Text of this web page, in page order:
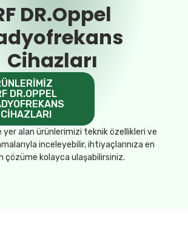
DR.Oppel
Cihazları
DR.OPPEL
CIHAZLARI
yer alan ürünlerimizi teknik özellikleri ve
inceleyebilir, ihtiyaçlarınıza en
çözüme kolayca ulaşabilirsiniz.